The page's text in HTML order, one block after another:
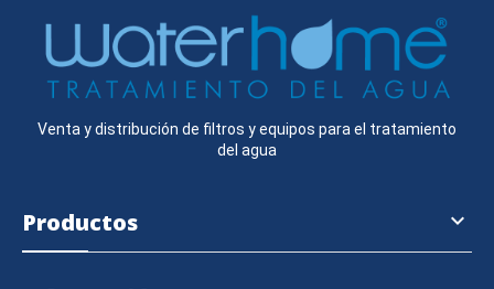
Venta y distribución de filtros y equipos para el tratamiento
del agua
Productos 